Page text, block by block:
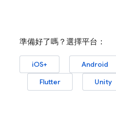
準備好了嗎？選擇平台：
iOS+ Android
Flutter
Unity